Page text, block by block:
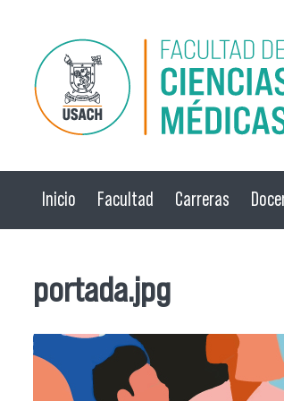
Pasar al contenido principal
Inicio Facultad Carreras
portada.jpg